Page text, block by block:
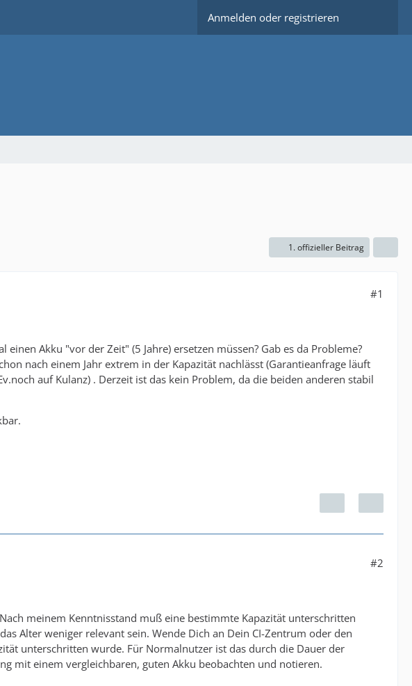
Anmelden oder registrieren
1. offizieller Beitrag
#1
Akku "vor der Zeit" (5 Jahre) ersetzen müssen? Gab es da Probleme?
nach einem Jahr extrem in der Kapazität nachlässt (Garantieanfrage läuft
auf Kulanz) . Derzeit ist das kein Problem, da die beiden anderen stabil
#2
meinem Kenntnisstand muß eine bestimmte Kapazität unterschritten
Alter weniger relevant sein. Wende Dich an Dein CI-Zentrum oder den
unterschritten wurde. Für Normalnutzer ist das durch die Dauer der
mit einem vergleichbaren, guten Akku beobachten und notieren.